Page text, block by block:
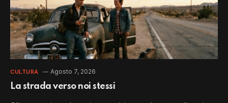
CULTURA Agosto 7, 2026
La strada verso noi stessi